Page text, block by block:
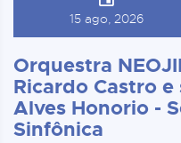
15 ago, 2026
Orquestra
Ricardo Castro
Alves Honorio -
Sinfônica